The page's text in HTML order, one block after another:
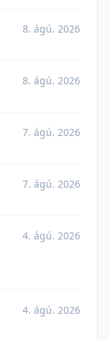
8. ágú. 2026
8. ágú. 2026
7. ágú. 2026
7. ágú. 2026
4. ágú. 2026
4. ágú. 2026